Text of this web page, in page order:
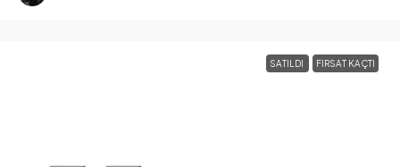
SATILDI FIRSAT KAÇTI